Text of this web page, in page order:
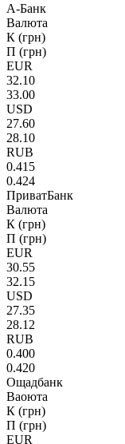
А-Банк
Валюта
К (грн)
П (грн)
EUR
32.10
33.00
USD
27.60
28.10
RUB
0.415
0.424
ПриватБанк
Валюта
К (грн)
П (грн)
EUR
30.55
32.15
USD
27.35
28.12
RUB
0.400
0.420
Ощадбанк
Ваоюта
К (грн)
П (грн)
EUR